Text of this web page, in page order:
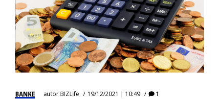
BANKE autorBIZLife 19/12/2021 | 10:49 1